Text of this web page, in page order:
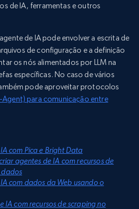
de IA, ferramentas e outros
de IA pode envolver a escrita de
de configuração e a definição
os nós alimentados por LLM na
específicas. No caso de vários
pode aproveitar protocolos
para comunicação entre
com Pica e Bright Data
agentes de IA com recursos de
com dados da Web usando o
IA com recursos de scraping no